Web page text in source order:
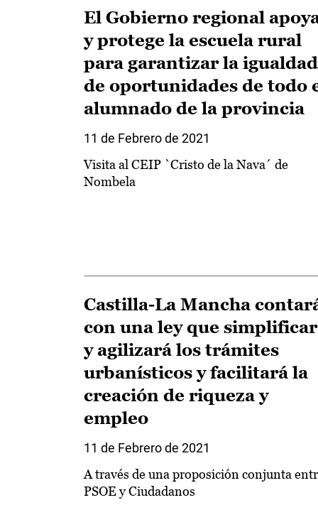
El Gobierno regional
y protege la escuela rural
para garantizar la igualdad
de oportunidades de todo
alumnado de la provincia
11 de Febrero de 2021
Visita al CEIP `Cristo de la Nava´ de
Nombela
Castilla-La Mancha
con una ley que
y agilizará los trámites
urbanísticos y facilitará la
creación de riqueza y
empleo
11 de Febrero de 2021
A través de una proposición conjunta
PSOE y Ciudadanos